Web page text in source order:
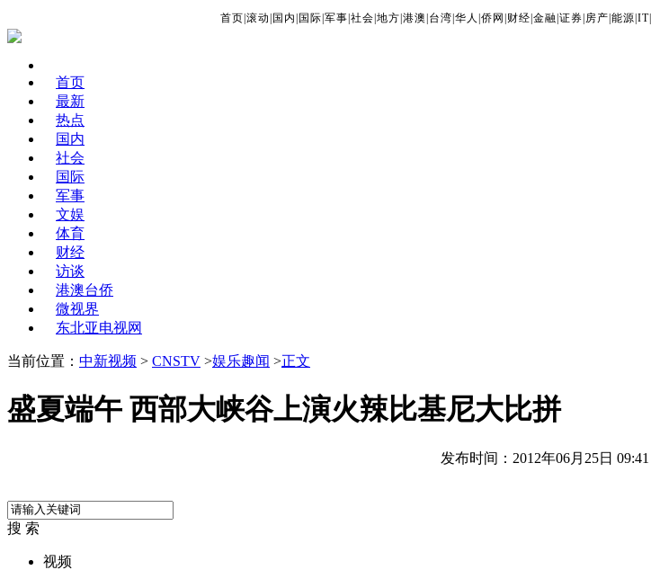
首页 滚动 国内 国际 军事 社会 地方 港澳 台湾 华人 侨网 财经 金融 证券 房产 能源 IT|
首页
最新
热点
国内
社会
国际
军事
文娱
体育
财经
访谈
港澳台侨
微视界
东北亚电视网
当前位置： 中新视频 > CNSTV >娱乐趣闻 >正文
盛夏端午 西部大峡谷上演火辣比基尼大比拼
发布时间：2012年06月25日 09:41
搜 索
视频